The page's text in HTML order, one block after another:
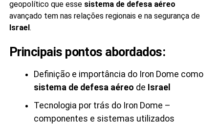
geopolítico que esse sistema de defesa aéreo
avançado tem nas relações regionais e na segurança de
Israel.
Principais pontos abordados:
Definição e importância do Iron Dome como
sistema de defesa aéreo de Israel
Tecnologia por trás do Iron Dome –
componentes e sistemas utilizados